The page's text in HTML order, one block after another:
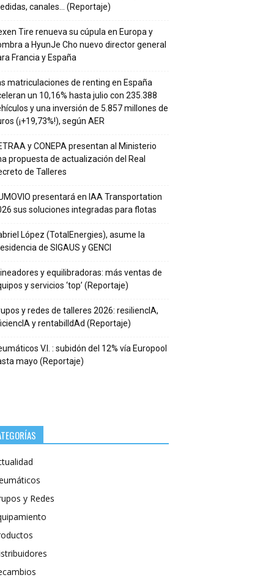
canales… (Reportaje)
Tire renueva su cúpula en Europa y
a HyunJe Cho nuevo director general
Francia y España
matriculaciones de renting en España
un 10,16% hasta julio con 235.388
y una inversión de 5.857 millones de
(¡+19,73%!), según AER
y CONEPA presentan al Ministerio
propuesta de actualización del Real
de Talleres
presentará en IAA Transportation
sus soluciones integradas para flotas
López (TotalEnergies), asume la
de SIGAUS y GENCI
y equilibradoras: más ventas de
y servicios ‘top’ (Reportaje)
y redes de talleres 2026: resiliencIA,
y rentabilIdAd (Reportaje)
V.I. : subidón del 12% vía Europool
mayo (Reportaje)
y Redes